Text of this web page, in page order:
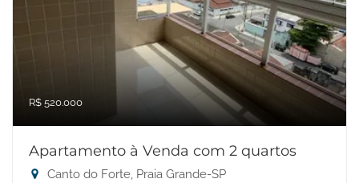
R$ 520.000
Apartamento à Venda com 2 quartos
Canto do Forte, Praia Grande-SP